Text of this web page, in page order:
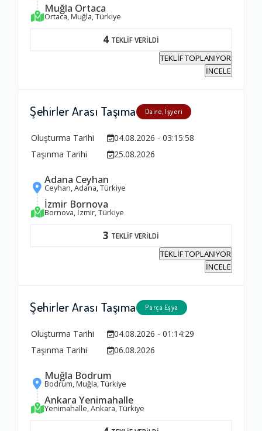
Muğla Ortaca
Ortaca, Muğla, Türkiye
4 TEKLİF VERİLDİ
TEKLİF TOPLANIYOR
İNCELE
Şehirler Arası Taşıma Daire, İşyeri
Oluşturma Tarihi
04.08.2026 - 03:15:58
Taşınma Tarihi
25.08.2026
Adana Ceyhan
Ceyhan, Adana, Türkiye
İzmir Bornova
Bornova, İzmir, Türkiye
3 TEKLİF VERİLDİ
TEKLİF TOPLANIYOR
İNCELE
Şehirler Arası Taşıma Parça Eşya
Oluşturma Tarihi
04.08.2026 - 01:14:29
Taşınma Tarihi
06.08.2026
Muğla Bodrum
Bodrum, Muğla, Türkiye
Ankara Yenimahalle
Yenimahalle, Ankara, Türkiye